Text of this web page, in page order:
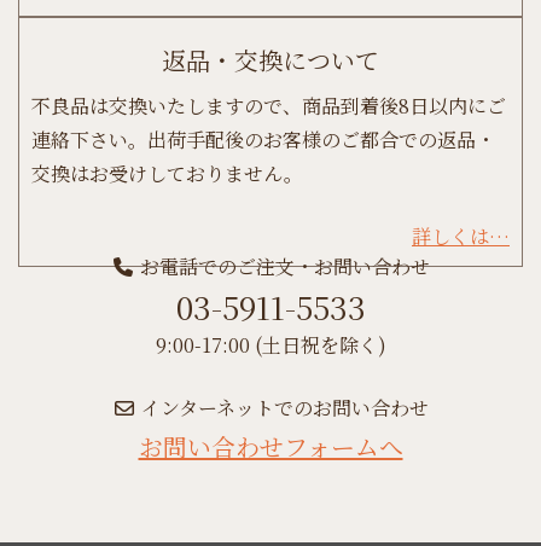
返品・交換について
不良品は交換いたしますので、商品到着後8日以内にご
連絡下さい。出荷手配後のお客様のご都合での返品・
交換はお受けしておりません。
詳しくは…
お電話でのご注文・お問い合わせ
03-5911-5533
9:00-17:00 (土日祝を除く)
インターネットでのお問い合わせ
お問い合わせフォームへ